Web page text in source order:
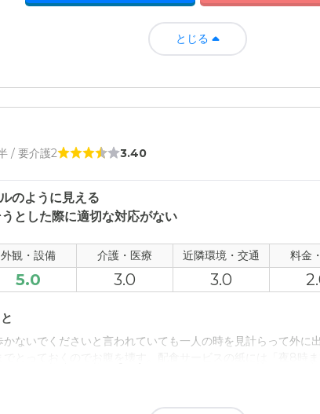
とじる
/ 要介護2 3.40
のように見える
とした際に適切な対応がない
外観・設備 介護・医療 近隣環境・交通 料金
5.0 3.0 3.0
ないでくださいと言われていても一人の時を見計らって外に